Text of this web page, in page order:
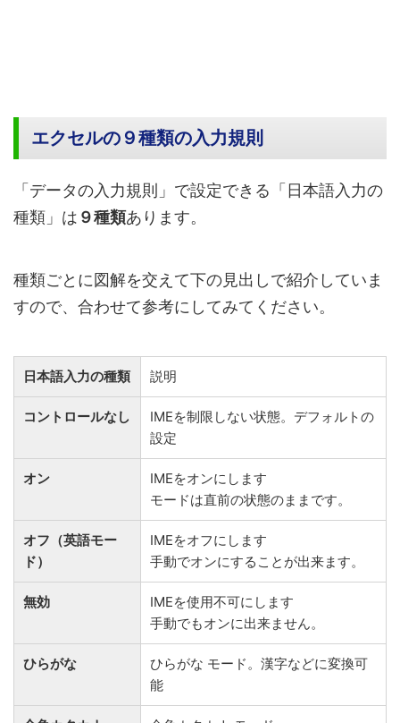
エクセルの９種類の入力規則
「データの入力規則」で設定できる「日本語入力の
種類」は ９種類あります。
種類ごとに図解を交えて下の見出しで紹介していま
すので、合わせて参考にしてみてください。
日本語入力の種類 説明
コントロールなし
IMEを制限しない状態。デフォルトの
設定
オン
IMEをオンにします
モードは直前の状態のままです。
オフ（英語モー
ド）
IMEをオフにします
手動でオンにすることが出来ます。
無効
IMEを使用不可にします
手動でもオンに出来ません。
ひらがな
ひらがな モード。漢字などに変換可
能